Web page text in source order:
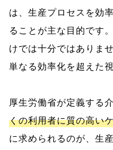
は、生産プロセスを効
ることが主な目的です
けでは十分ではありま
単なる効率化を超えた
厚生労働省が定義する
くの利用者に質の高い
に求められるのが、生